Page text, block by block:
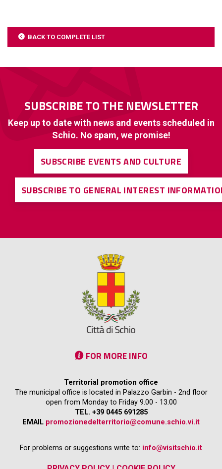
BACK TO COMPLETE LIST
SUBSCRIBE TO THE NEWSLETTER
Keep up to date with news and events scheduled in
Schio. No spam, we promise!
SUBSCRIBE EVENTS AND CULTURE
SUBSCRIBE TO GENERAL INTEREST
FOR MORE INFO
Territorial promotion office
The municipal office is located in Palazzo Garbin - 2nd floor
open from Monday to Friday 9.00 - 13.00
TEL. +39 0445 691285
EMAIL promozionedelterritorio@comune.schio.vi.it
For problems or suggestions write to: info@visitschio.it